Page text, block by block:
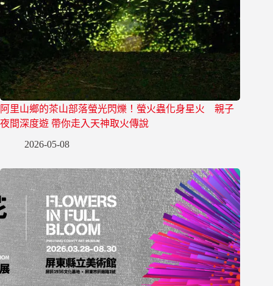
阿里山鄉的茶山部落螢光閃爍！螢火蟲化身星火 親子
夜間深度遊 帶你走入天神取火傳說
2026-05-08